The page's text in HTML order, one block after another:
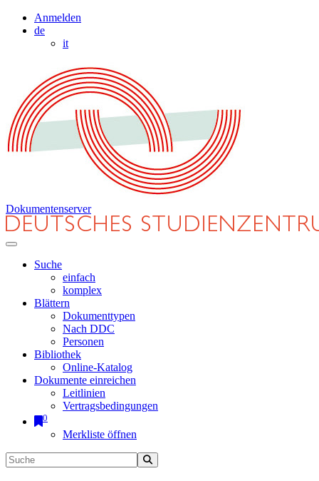
Anmelden
de
it
Dokumentenserver
Suche
einfach
komplex
Blättern
Dokumenttypen
Nach DDC
Personen
Bibliothek
Online-Katalog
Dokumente einreichen
Leitlinien
Vertragsbedingungen
0
Merkliste öffnen